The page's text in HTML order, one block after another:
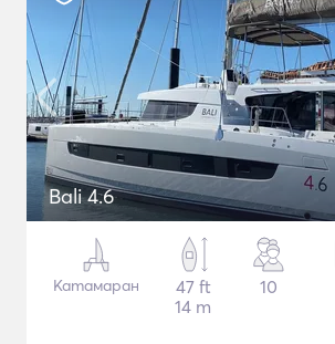
Bali 4.6
Катамаран
47 ft
14 m
10